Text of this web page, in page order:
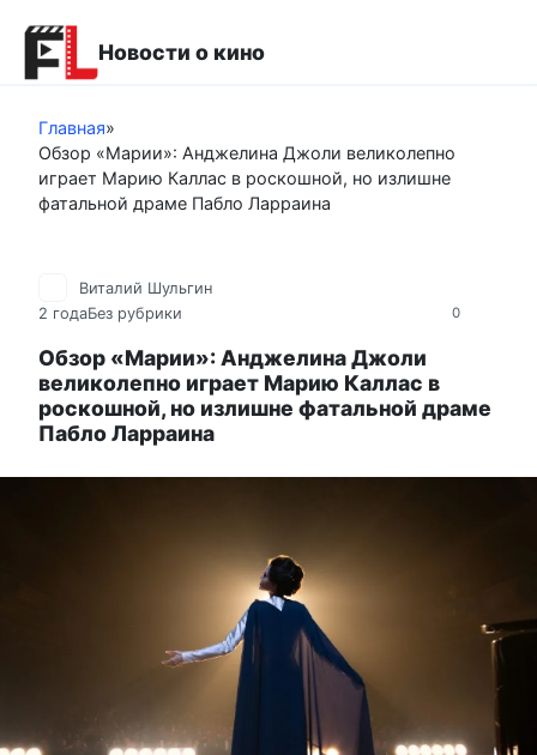
контенту
Новости о кино
Главная»
Обзор «Марии»: Анджелина Джоли великолепно
играет Марию Каллас в роскошной, но излишне
фатальной драме Пабло Ларраина
0
Виталий Шульгин
2 годаБез рубрики
Обзор «Марии»: Анджелина Джоли
великолепно играет Марию Каллас в
роскошной, но излишне фатальной драме
Пабло Ларраина